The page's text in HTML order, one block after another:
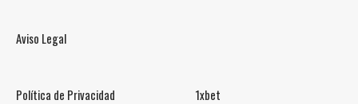
Aviso Legal
Política de Privacidad 1xbet